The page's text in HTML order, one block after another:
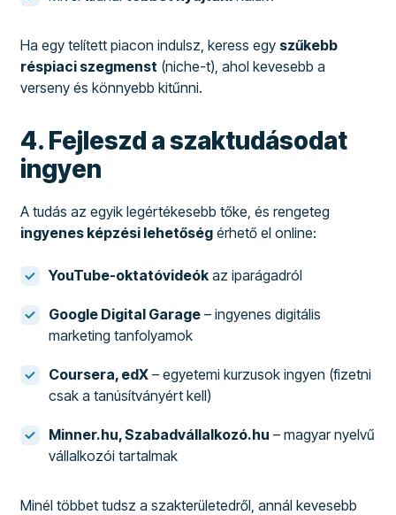
Ha egy telített piacon indulsz, keress egy szűkebb
réspiaci szegmenst (niche-t), ahol kevesebb a
verseny és könnyebb kitűnni.
4. Fejleszd a szaktudásodat
ingyen
A tudás az egyik legértékesebb tőke, és rengeteg
ingyenes képzési lehetőség érhető el online:
YouTube-oktatóvideók az iparágadról
Google Digital Garage – ingyenes digitális
marketing tanfolyamok
Coursera, edX – egyetemi kurzusok ingyen (fizetni
csak a tanúsítványért kell)
Minner.hu, Szabadvállalkozó.hu – magyar nyelvű
vállalkozói tartalmak
Minél többet tudsz a szakterületedről, annál kevesebb